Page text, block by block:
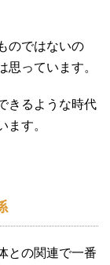
のではないの
っています。
きるような時代
ます。
との関連で一番